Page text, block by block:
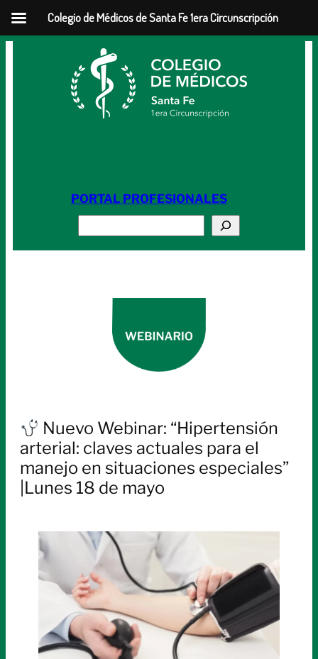
PORTAL PROFESIONALES
Nuevo Webinar: “Hipertensión
arterial: claves actuales para el
manejo en situaciones especiales”
|Lunes 18 de mayo
Colegio de Médicos de Santa Fe 1era Circunscripción